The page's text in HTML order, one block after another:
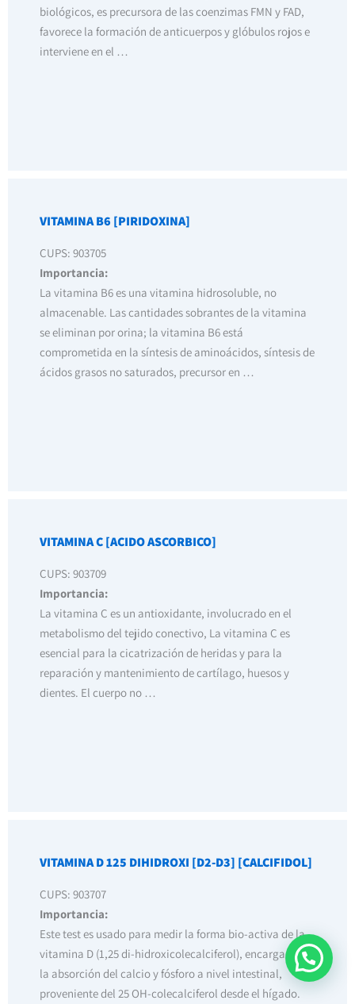
biológicos, es precursora de las coenzimas FMN y FAD,
favorece la formación de anticuerpos y glóbulos rojos e
interviene en el …
VITAMINA B6 [PIRIDOXINA]
CUPS: 903705
Importancia:
La vitamina B6 es una vitamina hidrosoluble, no
almacenable. Las cantidades sobrantes de la vitamina
se eliminan por orina; la vitamina B6 está
comprometida en la síntesis de aminoácidos, síntesis de
ácidos grasos no saturados, precursor en …
VITAMINA C [ACIDO ASCORBICO]
CUPS: 903709
Importancia:
La vitamina C es un antioxidante, involucrado en el
metabolismo del tejido conectivo, La vitamina C es
esencial para la cicatrización de heridas y para la
reparación y mantenimiento de cartílago, huesos y
dientes. El cuerpo no …
VITAMINA D 125 DIHIDROXI [D2-D3] [CALCIFIDOL]
CUPS: 903707
Importancia:
Este test es usado para medir la forma bio-activa de la
vitamina D (1,25 di-hidroxicolecalciferol), encargada en
la absorción del calcio y fósforo a nivel intestinal,
proveniente del 25 OH-colecalciferol desde el hígado.